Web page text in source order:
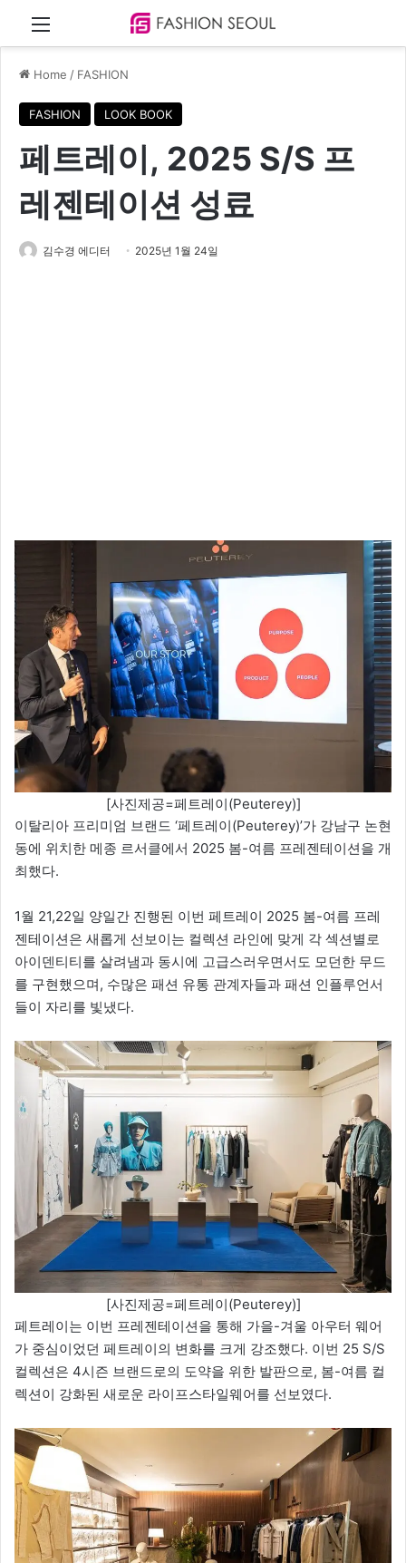
Menu
Home / FASHION
FASHION LOOK BOOK
페트레이, 2025 S/S 프
레젠테이션 성료
김수경 에디터 2025년 1월 24일
[사진제공=페트레이(Peuterey)]
이탈리아 프리미엄 브랜드 ‘페트레이(Peuterey)’가 강남구 논현
동에 위치한 메종 르서클에서 2025 봄-여름 프레젠테이션을 개
최했다.
1월 21,22일 양일간 진행된 이번 페트레이 2025 봄-여름 프레
젠테이션은 새롭게 선보이는 컬렉션 라인에 맞게 각 섹션별로
아이덴티티를 살려냄과 동시에 고급스러우면서도 모던한 무드
를 구현했으며, 수많은 패션 유통 관계자들과 패션 인플루언서
들이 자리를 빛냈다.
[사진제공=페트레이(Peuterey)]
페트레이는 이번 프레젠테이션을 통해 가을-겨울 아우터 웨어
가 중심이었던 페트레이의 변화를 크게 강조했다. 이번 25 S/S
컬렉션은 4시즌 브랜드로의 도약을 위한 발판으로, 봄-여름 컬
렉션이 강화된 새로운 라이프스타일웨어를 선보였다.